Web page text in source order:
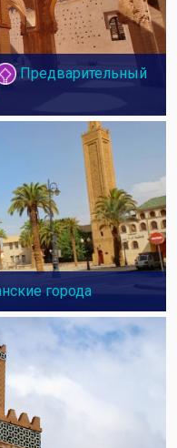
Предварительный
города